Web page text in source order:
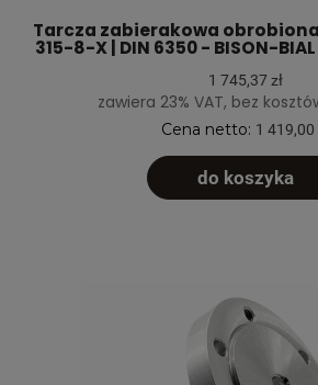
Tarcza zabierakowa obrobiona
315-8-X | DIN 6350 - BISON-
1 745,37 zł
zawiera 23% VAT, bez
Cena netto: 1 419,00
do koszyka